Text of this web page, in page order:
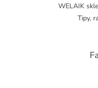
WELAIK
Tipy,